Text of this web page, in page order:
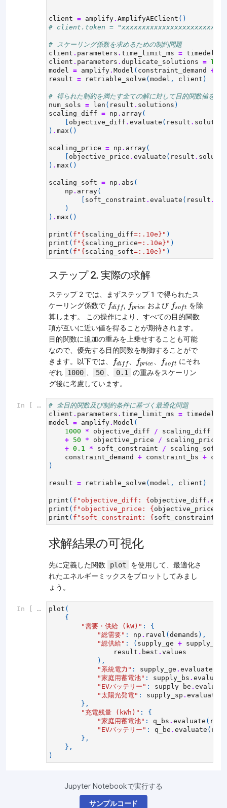
client = amplify. AmplifyAEClient ()
# client.token =
# スケーリング係数を求めるための制約問題
client . parameters . time_limit_ms = timedelta
client . parameters . duplicate_solutions = True
model = amplify. Model ( constraint_demand +
result = retriable_solve ( model , client )
# 得られた制約を満たす全ての解に対して目的関数値を計
num_sols = len ( result . solutions )
scaling_diff = np . array(
objective_diff . evaluate ( result .
) . max ()
scaling_price = np . array(
objective_price . evaluate ( result .
) . max ()
scaling_soft = np . abs (
np . array(
soft_constraint . evaluate ( result .
)
) . max ()
print ( f " { scaling_diff=: .10e } " )
print ( f " { scaling_price=: .10e } " )
print ( f " { scaling_soft=: .10e } " )
ステップ 2. 実際の求解
ステップ 2 では、まずステップ 1 で得られたス
ケーリング係数で fdif f
fdi , fprice
fp r c e
および fsoft
fs o ftを除
算します。 この操作により、すべての目的関数
項が互いに近い値を得ることが期待されます。
目的関数に追加の重みを上乗せすることも可能
なので、優先する目的関数を制御することがで
きます。以下では、
fdiff
fd fprice
fp e fsoft
fs tにそれ
ぞれ
1000 、 50 、 0.1 の重みをスケーリン
グ後に考慮しています。
In [ ]:
# 全目的関数及び制約条件に基づく最適化問題
client . parameters . time_limit_ms = timedelta
model = amplify. Model (
1000
* objective_diff /
scaling_diff
+ 50 * objective_price /
scaling_price
+ 0.1 * soft_constraint / scaling_soft
constraint_demand
+ constraint_bs +
)
result = retriable_solve ( model , client )
print ( f "objective_diff: { objective_diff .
print ( f "objective_price: { objective_price
print ( f "soft_constraint: { soft_constraint
求解結果の可視化
先に定義した関数 plot
を使用して、最適化さ
れたエネルギーミックスをプロットしてみまし
ょう。
In [ ]: plot (
{
"需要・供給 (kW)" :
{
"総需要" : np . ravel ( demands ),
"総供給" : ( supply_ge + supply_bs
result . best . values
),
"系統電力" : supply_ge . evaluate
"家庭用蓄電池" : supply_bs . evaluate
"EVバッテリー" : supply_be . evaluate
"太陽光発電" : supply_sp . evaluate
},
"充電残量 (kWh)" :
{
"家庭用蓄電池" : q_bs . evaluate (
"EVバッテリー" : q_be . evaluate (
},
},
)
Jupyter Notebookで実行する
サンプルコード